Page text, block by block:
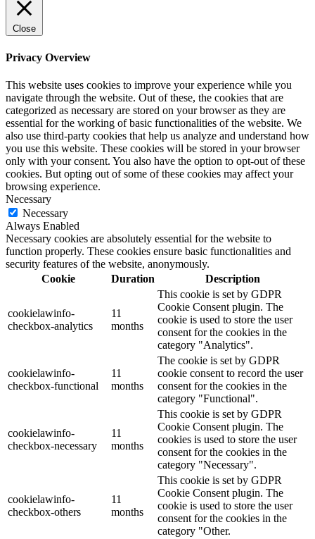
Close
Privacy Overview
This website uses cookies to improve your experience while you
navigate through the website. Out of these, the cookies that are
categorized as necessary are stored on your browser as they are
essential for the working of basic functionalities of the website. We
also use third-party cookies that help us analyze and understand how
you use this website. These cookies will be stored in your browser
only with your consent. You also have the option to opt-out of these
cookies. But opting out of some of these cookies may affect your
browsing experience.
Necessary
Necessary
Always Enabled
Necessary cookies are absolutely essential for the website to
function properly. These cookies ensure basic functionalities and
security features of the website, anonymously.
Cookie
Duration Description
cookielawinfo-
checkbox-analytics
11
months
This cookie is set by GDPR
Cookie Consent plugin. The
cookie is used to store the user
consent for the cookies in the
category "Analytics".
cookielawinfo-
checkbox-functional
11
months
The cookie is set by GDPR
cookie consent to record the user
consent for the cookies in the
category "Functional".
cookielawinfo-
checkbox-necessary
11
months
This cookie is set by GDPR
Cookie Consent plugin. The
cookies is used to store the user
consent for the cookies in the
category "Necessary".
cookielawinfo-
checkbox-others
11
months
This cookie is set by GDPR
Cookie Consent plugin. The
cookie is used to store the user
consent for the cookies in the
category "Other.